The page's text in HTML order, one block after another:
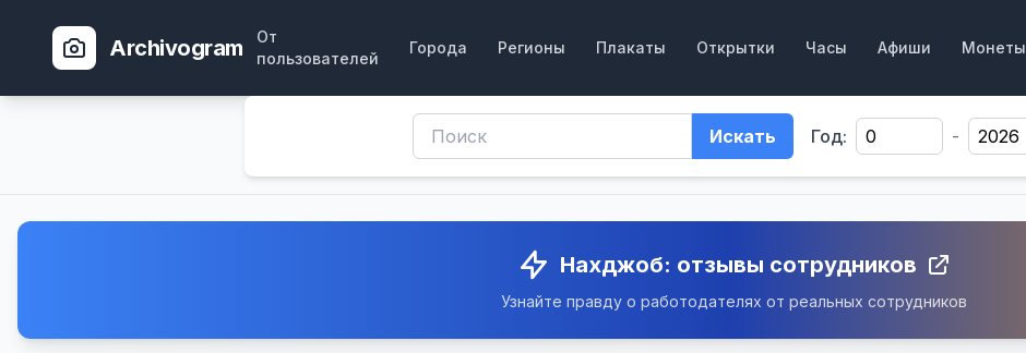
Archivogram
От
пользователей
Города Регионы Плакаты Открытки Часы Афиши Монеты
Искать Год: -
Нахджоб: отзывы сотрудников
Узнайте правду о работодателях от реальных сотрудников